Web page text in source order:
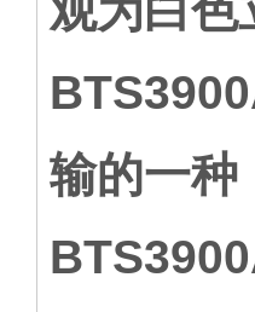
输的一种